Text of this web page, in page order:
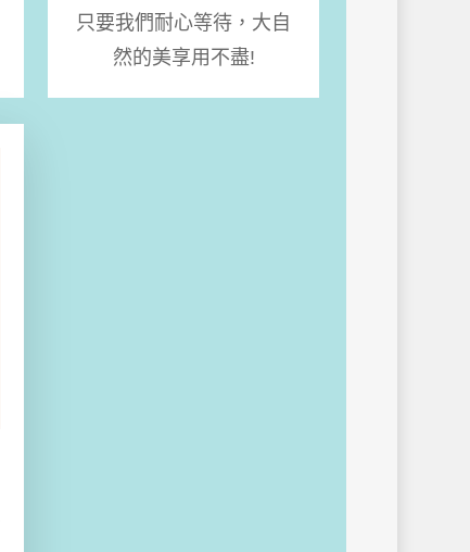
只要我們耐心等待，大自
然的美享用不盡!